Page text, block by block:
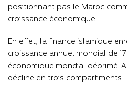
positionnant pas le Maroc
croissance économique.
En effet, la finance islamique
croissance annuel mondial de
économique mondial déprimé.
décline en trois compartiments